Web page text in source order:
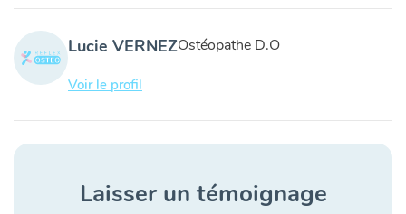
Lucie VERNEZOstéopathe D.O
Voir le profil
Laisser un témoignage